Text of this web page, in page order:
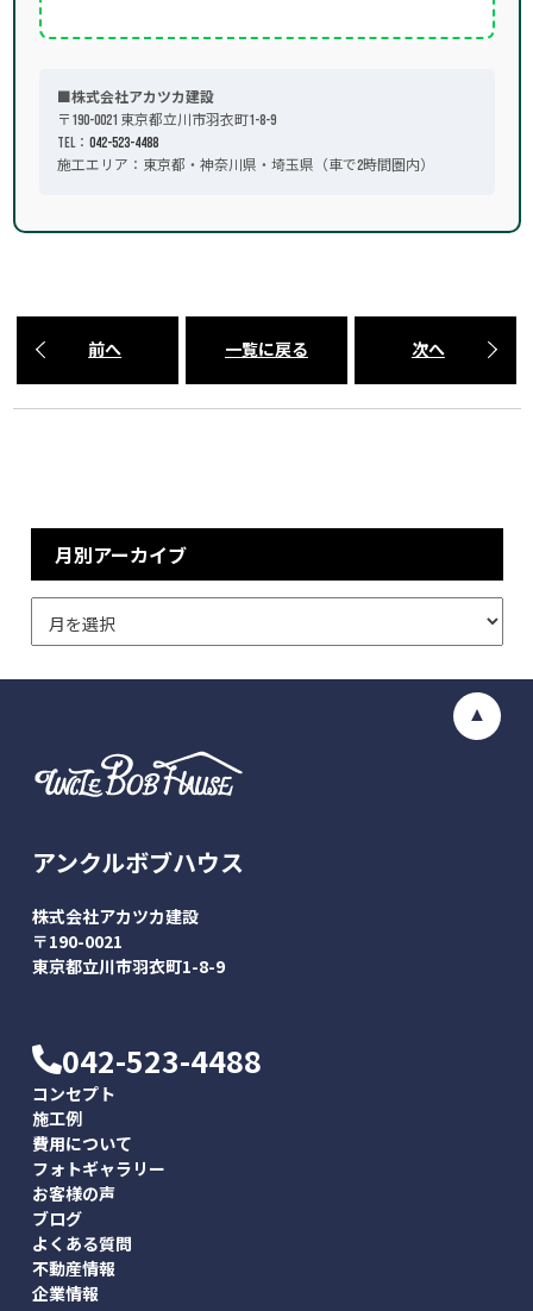
■株式会社アカツカ建設
〒190-0021 東京都立川市羽衣町1-8-9
TEL： 042-523-4488
施工エリア：東京都・神奈川県・埼玉県（車で2時間圏内）
前へ 一覧に戻る 次へ
月別アーカイブ
アンクルボブハウス
株式会社アカツカ建設
〒190-0021
東京都立川市羽衣町1-8-9
042-523-4488
コンセプト
施工例
費用について
フォトギャラリー
お客様の声
ブログ
よくある質問
不動産情報
企業情報